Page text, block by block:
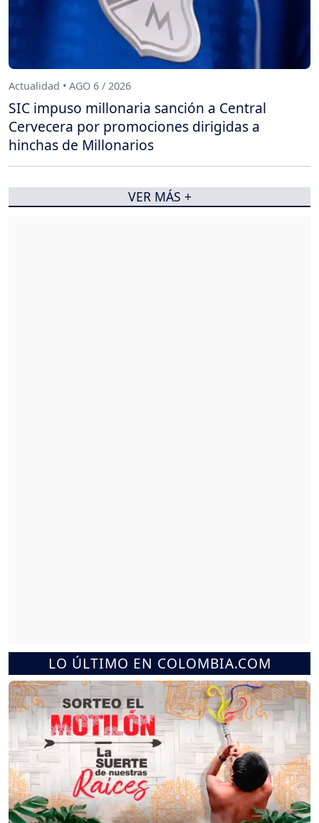
LO ÚLTIMO EN COLOMBIA.COM
Actualidad • AGO 6 / 2026
SIC impuso millonaria sanción a Central
Cervecera por promociones dirigidas a
hinchas de Millonarios
VER MÁS +